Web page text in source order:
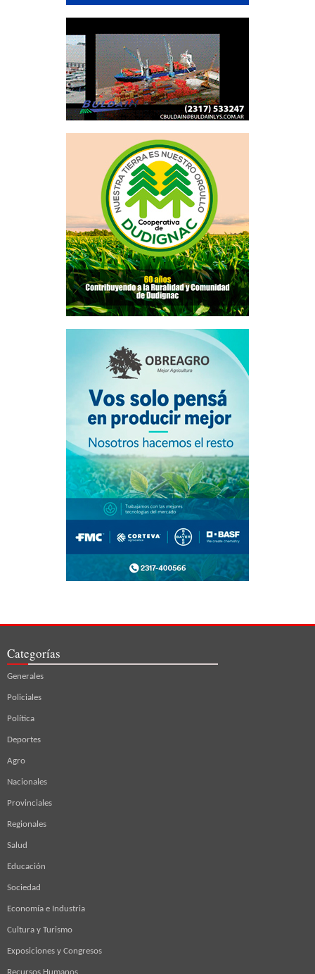
Categorías
Generales
Policiales
Política
Deportes
Agro
Nacionales
Provinciales
Regionales
Salud
Educación
Sociedad
Economía e Industria
Cultura y Turismo
Exposiciones y Congresos
Recursos Humanos